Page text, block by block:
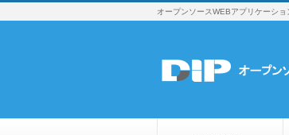
オープンソースWEBアプリケーショ